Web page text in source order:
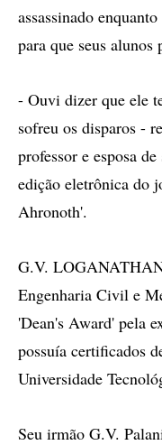
assassinado
para que seus alunos
- Ouvi dizer que ele
sofreu os disparos -
professor e esposa
edição eletrônica do
Ahronoth'.
G.V.
Engenharia Civil e
'Dean's Award' pela
possuía certificados
Universidade
Seu irmão G.V.